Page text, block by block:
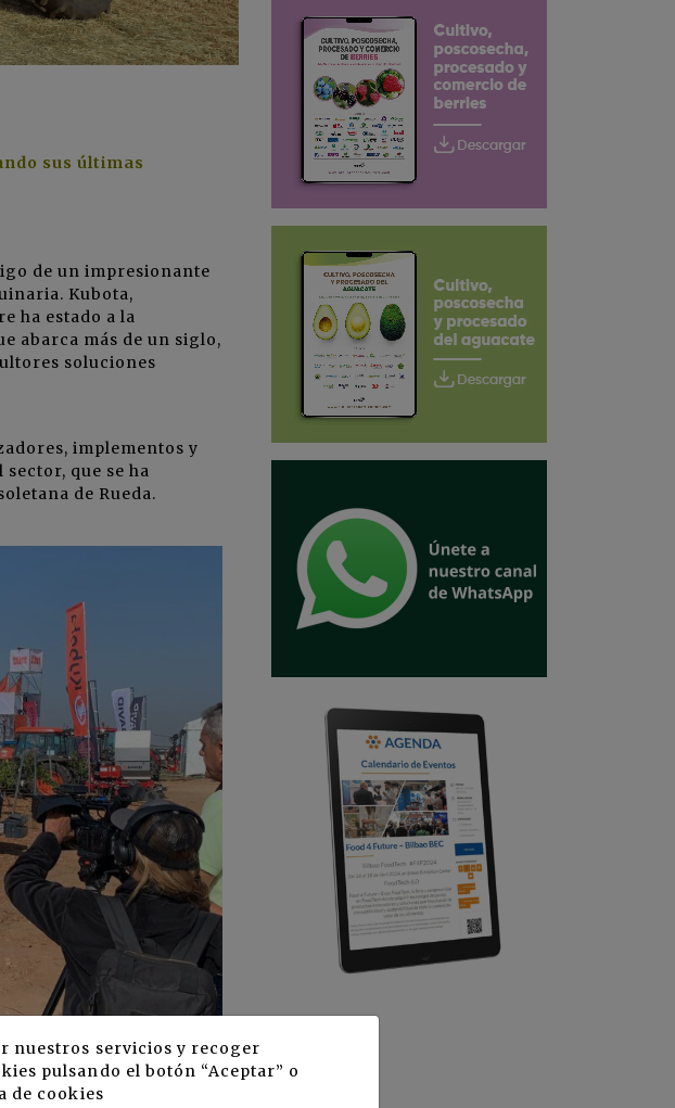
sus últimas
de un impresionante
Kubota,
ha estado a la
abarca más de un siglo,
soluciones
implementos y
que se ha
de Rueda.
multiusos hasta
nuestros servicios y recoger
pulsando el botón “Aceptar” o
de cookies